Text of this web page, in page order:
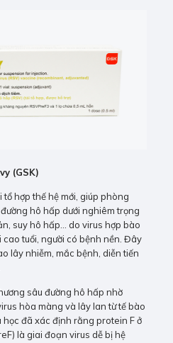
(GSK)
hợp thế hệ mới, giúp phòng
hô hấp dưới nghiêm trọng
suy hô hấp… do virus hợp bào
tuổi, người có bệnh nền. Đây
lây nhiễm, mắc bệnh, diễn tiến
sâu đường hô hấp nhờ
hòa màng và lây lan từ tế bào
đã xác định rằng protein F ở
là giai đoạn virus dễ bị hệ